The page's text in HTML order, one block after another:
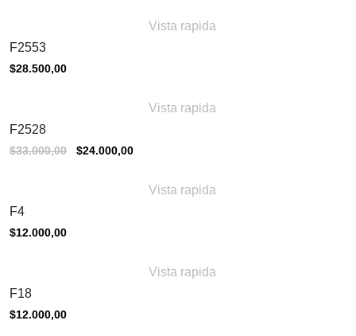
Vista rapida
F2553
$28.500,00
Vista rapida
F2528
$33.000,00
El$24.000,00El
$24.000,00.
Vista rapida
F4
$12.000,00
Vista rapida
F18
$12.000,00